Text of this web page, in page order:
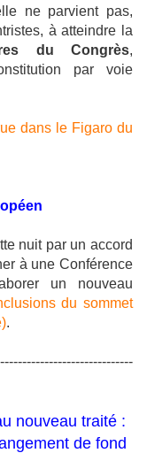
ne parvient pas,
à atteindre la
du Congrès,
par voie
dans le Figaro du
nuit par un accord
à une Conférence
un nouveau
du sommet
.
nouveau traité :
de fond